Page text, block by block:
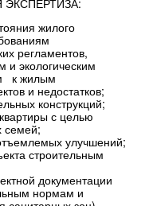
жилого
регламентов,
и экологическим
к жилым
и недостатков;
конструкций;
с целью
семей;
улучшений;
строительным
документации
нормам и